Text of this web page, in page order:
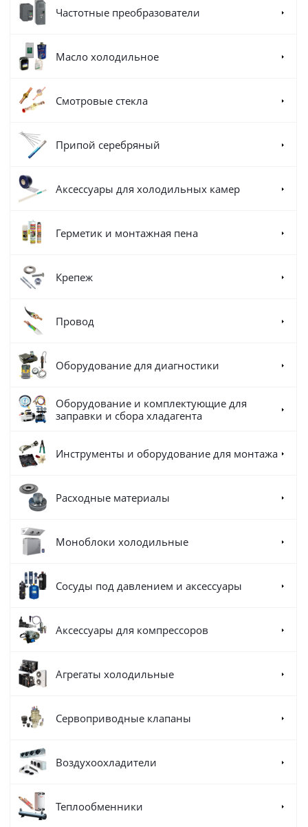
Частотные преобразователи
Масло холодильное
Смотровые стекла
Припой серебряный
Аксессуары для холодильных камер
Герметик и монтажная пена
Крепеж
Провод
Оборудование для диагностики
Оборудование и комплектующие для
заправки и сбора хладагента
Инструменты и оборудование для монтажа
Расходные материалы
Моноблоки холодильные
Сосуды под давлением и аксессуары
Аксессуары для компрессоров
Агрегаты холодильные
Сервоприводные клапаны
Воздухоохладители
Теплообменники